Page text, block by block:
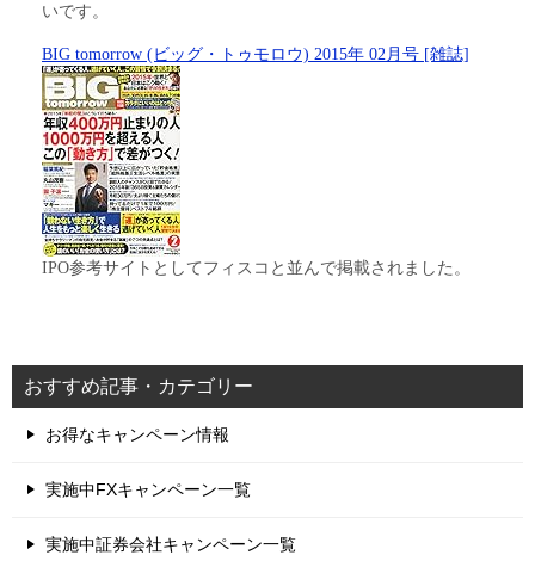
いです。
BIG tomorrow (ビッグ・トゥモロウ) 2015年 02月号 [雑誌]
IPO参考サイトとしてフィスコと並んで掲載されました。
おすすめ記事・カテゴリー
お得なキャンペーン情報
実施中FXキャンペーン一覧
実施中証券会社キャンペーン一覧